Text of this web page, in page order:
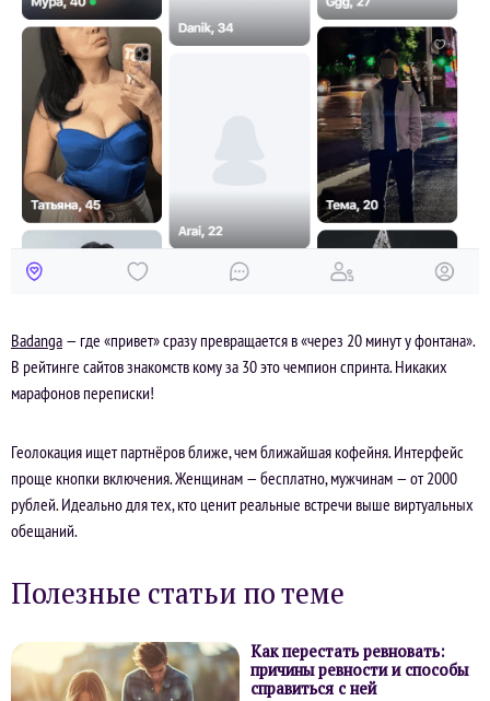
Badanga — где «привет» сразу превращается в «через 20 минут у фонтана».
В рейтинге сайтов знакомств кому за 30 это чемпион спринта. Никаких
марафонов переписки!
Геолокация ищет партнёров ближе, чем ближайшая кофейня. Интерфейс
проще кнопки включения. Женщинам — бесплатно, мужчинам — от 2000
рублей. Идеально для тех, кто ценит реальные встречи выше виртуальных
обещаний.
Полезные статьи по теме
Как перестать ревновать:
причины ревности и способы
справиться с ней